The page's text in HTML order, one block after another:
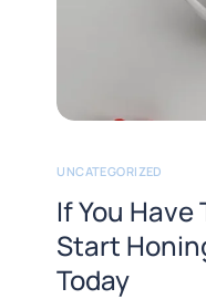
UNCATEGORIZED
If You
Start
Today